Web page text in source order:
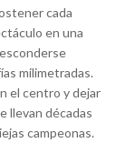
cada
en una
milimetradas.
el centro y dejar
llevan décadas
campeonas.